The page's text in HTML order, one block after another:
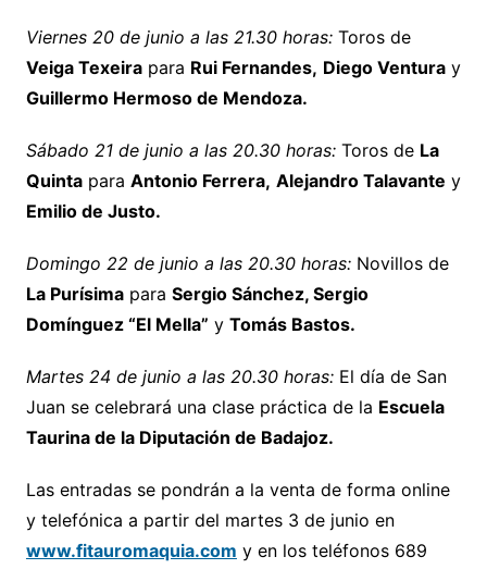
Viernes 20 de junio a las 21.30 horas:Toros de
Veiga Texeirapara Rui Fernandes, Diego Venturay
Guillermo Hermoso de Mendoza.
Sábado 21 de junio a las 20.30 horas:Toros de La
Quintapara Antonio Ferrera, Alejandro Talavante y
Emilio de Justo.
Domingo 22 de junio a las 20.30 horas:Novillos de
La Purísimapara Sergio Sánchez, Sergio
Domínguez “El Mella” y Tomás Bastos.
Martes 24 de junio a las 20.30 horas:El día de San
Juan se celebrará una clase práctica de la Escuela
Taurina de la Diputación de Badajoz.
Las entradas se pondrán a la venta de forma online
y telefónica a partir del martes 3 de junio en
www.fitauromaquia.com y en los teléfonos 689